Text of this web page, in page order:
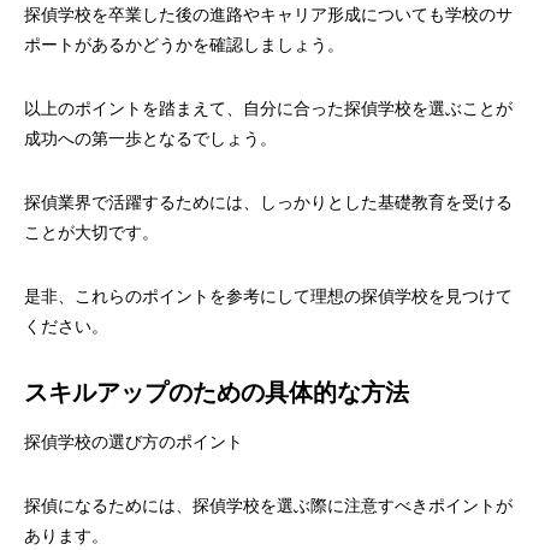
探偵学校を卒業した後の進路やキャリア形成についても学校のサ
ポートがあるかどうかを確認しましょう。
以上のポイントを踏まえて、自分に合った探偵学校を選ぶことが
成功への第一歩となるでしょう。
探偵業界で活躍するためには、しっかりとした基礎教育を受ける
ことが大切です。
是非、これらのポイントを参考にして理想の探偵学校を見つけて
ください。
スキルアップのための具体的な方法
探偵学校の選び方のポイント
探偵になるためには、探偵学校を選ぶ際に注意すべきポイントが
あります。